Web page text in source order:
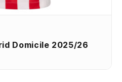
Domicile 2025/26